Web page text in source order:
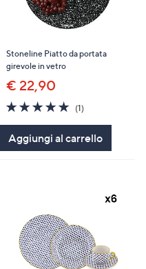
Stoneline Piatto da portata
girevole in vetro
€ 22,90
5.0
of
5
Stars
(1)
Aggiungi al carrello